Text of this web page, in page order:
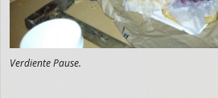
Verdiente Pause.